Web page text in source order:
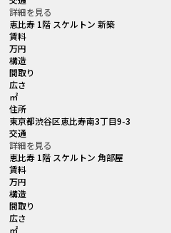
詳細を見る
恵比寿 1階 スケルトン 新築
賃料
万円
構造
間取り
広さ
㎡
住所
東京都渋谷区恵比寿南3丁目9-3
交通
詳細を見る
恵比寿 1階 スケルトン 角部屋
賃料
万円
構造
間取り
広さ
㎡